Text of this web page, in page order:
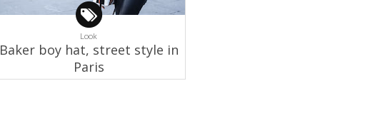
Look
Baker boy hat, street style in
Paris